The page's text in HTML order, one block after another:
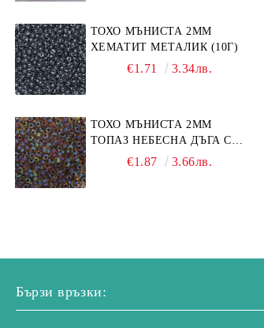
ТОХО МЪНИСТА 2ММ
ХЕМАТИТ МЕТАЛИК (10Г)
€1.71 3.34лв.
ТОХО МЪНИСТА 2ММ
ТОПАЗ НЕБЕСНА ДЪГА С
ЧЕРЕН КАНТ (10Г)
€1.87 3.66лв.
Бързи връзки: